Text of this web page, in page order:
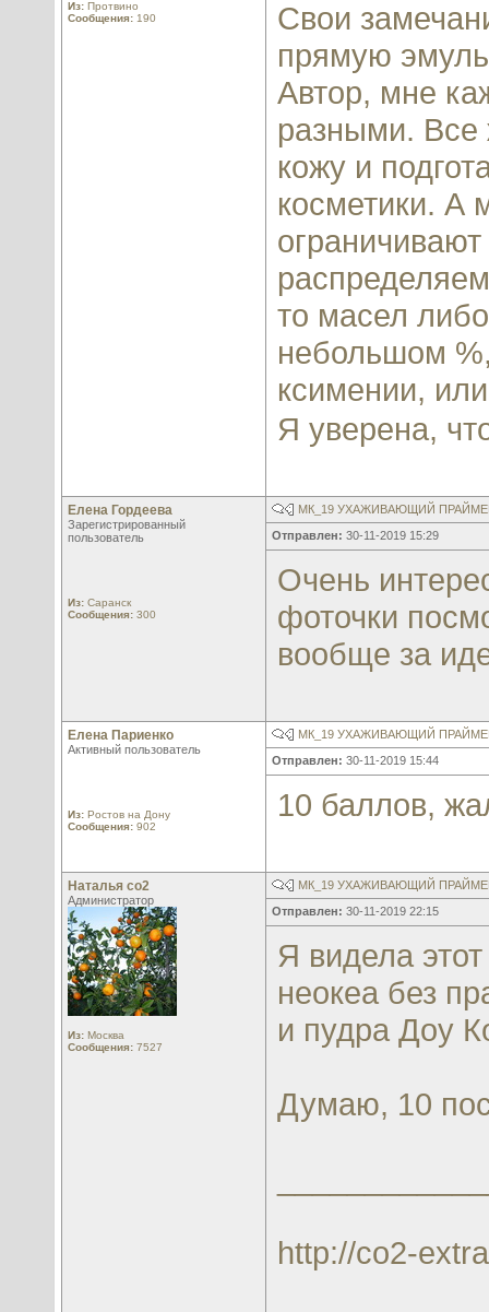
Из: Протвино
Сообщения: 190
Свои
прямую
Автор, мне
разными. Все
кожу и
косметики. А
то масел
небольшом
ксимении,
Я уверена,
Елена Гордеева
Зарегистрированный
пользователь
Из: Саранск
Сообщения: 300
МК_19 УХАЖИВАЮЩИЙ
Отправлен: 30-11-2019 15:29
Очень
фоточки
вообще за
Елена Париенко
Активный пользователь
Из: Ростов на Дону
Сообщения: 902
МК_19 УХАЖИВАЮЩИЙ
Отправлен: 30-11-2019 15:44
10 баллов,
Наталья со2
Администратор
Из: Москва
Сообщения: 7527
МК_19 УХАЖИВАЮЩИЙ
Отправлен: 30-11-2019 22:15
Я видела
неокеа без
и пудра Доу
Думаю, 10
http://co2-